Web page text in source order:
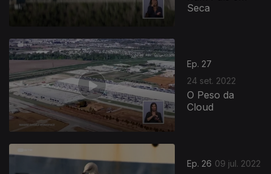
Seca
Ep. 27
24 set. 2022
O Peso da
Cloud
Ep. 26 09 jul. 2022